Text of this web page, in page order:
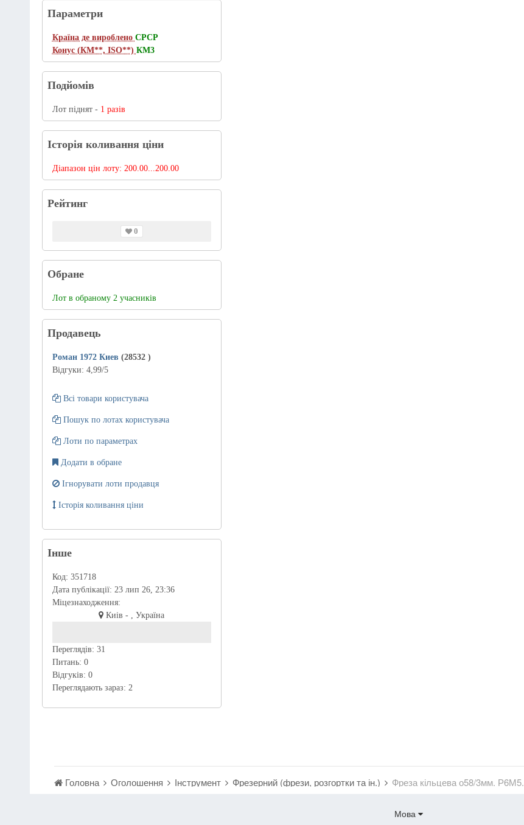
Параметри
Країна де вироблено СРСР
Конус (КМ**, ISO**) КМ3
Подйомів
Лот піднят - 1 разів
Історія коливання ціни
Діапазон цін лоту: 200.00...200.00
Рейтинг
0
Обране
Лот в обраному 2 учасників
Продавець
Роман 1972 Киев (28532 )
Відгуки: 4,99/5
Всі товари користувача
Пошук по лотах користувача
Лоти по параметрах
Додати в обране
Ігнорувати лоти продавця
Історія коливання ціни
Інше
Код: 351718
Дата публікації: 23 лип 26, 23:36
Міцезнаходження:
Киів - , Україна
Переглядів: 31
Питань: 0
Відгуків: 0
Переглядають зараз: 2
Головна Оголошення Інструмент Фрезерний (фрези, розгортки та ін.) Фреза кільцева о58/3мм. Р6М5.
Мова